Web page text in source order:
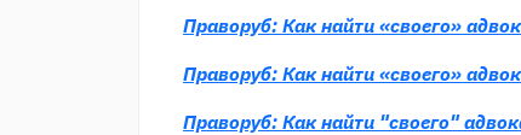
Праворуб: Как найти «своего»
Праворуб: Как найти «своего»
Праворуб: Как найти "своего"